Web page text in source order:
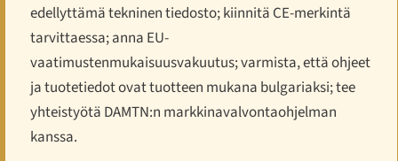
edellyttämä tekninen tiedosto; kiinnitä CE-merkintä
tarvittaessa; anna EU-
vaatimustenmukaisuusvakuutus; varmista, että ohjeet
ja tuotetiedot ovat tuotteen mukana bulgariaksi; tee
yhteistyötä DAMTN:n markkinavalvontaohjelman
kanssa.